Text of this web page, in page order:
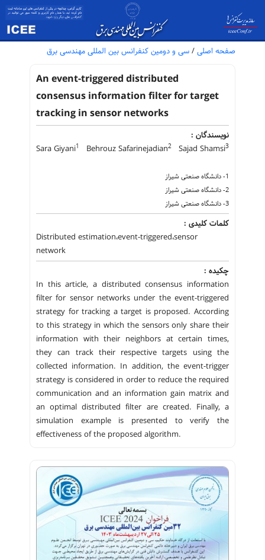
صفحه اصلی / سی و دومین کنفرانس بین المللی مهندسی برق
An event-triggered distributed
consensus information filter for target
tracking in sensor networks
نویسندگان :
Sara Giyani1 Behrouz Safarinejadian2 Sajad Shamsi3
1- دانشگاه صنعتی شیراز
2- دانشگاه صنعتی شیراز
3- دانشگاه صنعتی شیراز
کلمات کلیدی :
Distributed estimation،event-triggered،sensor
network
چکیده :
In this article, a distributed consensus information
filter for sensor networks under the event-triggered
strategy for tracking a target is proposed. According
to this strategy in which the sensors only share their
information with their neighbors at certain times,
they can track their respective targets using the
collected information. In addition, the event-trigger
strategy is considered in order to reduce the required
communication and an information gain matrix and
an optimal distributed filter are created. Finally, a
simulation example is presented to verify the
effectiveness of the proposed algorithm.